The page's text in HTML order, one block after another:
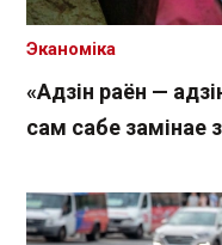
«Адзін раён —
сам сабе замінае
Эканоміка